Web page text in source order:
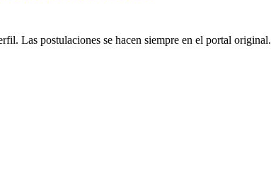
Las postulaciones se hacen siempre en el portal original.